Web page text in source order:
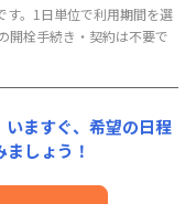
。1日単位で利用期間を選
開栓手続き・契約は不要で
ますぐ、 希望の日程
しょう！